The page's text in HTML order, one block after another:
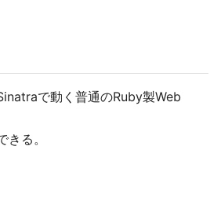
で動く普通のRuby製Web
る。